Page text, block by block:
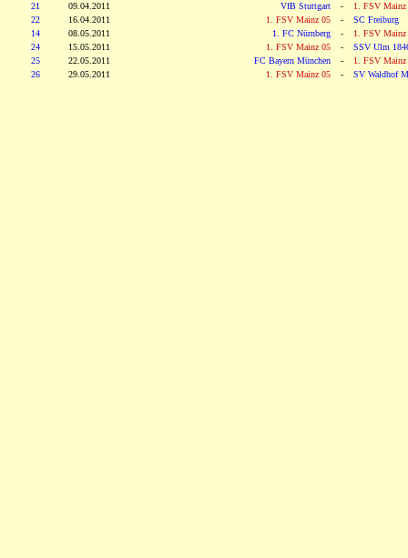
21
09.04.2011 VfB Stuttgart -
1. FSV Mainz
22
16.04.2011 1. FSV Mainz 05 -
SC Freiburg
14
08.05.2011 1. FC Nürnberg -
1. FSV Mainz
24
15.05.2011 1. FSV Mainz 05 -
SSV Ulm
25
22.05.2011 FC Bayern München -
1. FSV Mainz
26
29.05.2011 1. FSV Mainz 05 - SV Waldhof